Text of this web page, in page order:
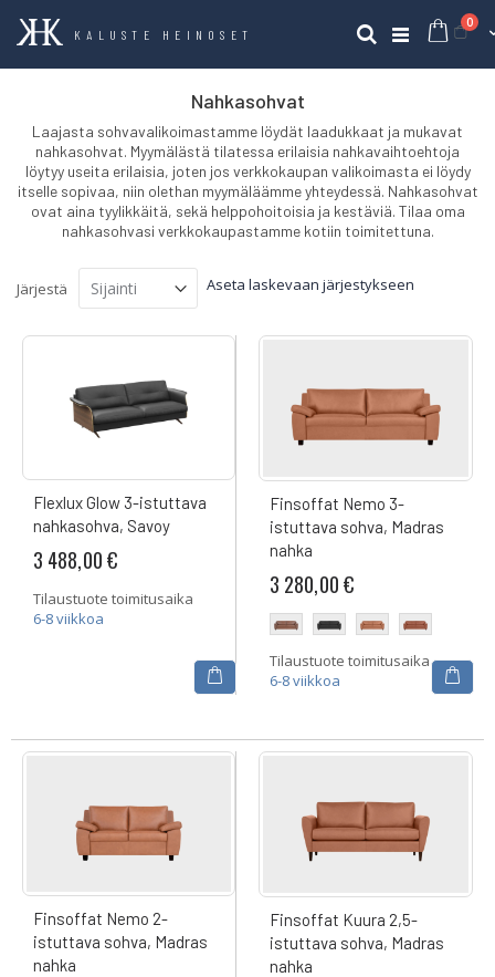
KALUSTE HEINOSET
0
Haku
Nahkasohvat
Laajasta sohvavalikoimastamme löydät laadukkaat ja mukavat
nahkasohvat. Myymälästä tilatessa erilaisia nahkavaihtoehtoja
löytyy useita erilaisia, joten jos verkkokaupan valikoimasta ei löydy
itselle sopivaa, niin olethan myymäläämme yhteydessä. Nahkasohvat
ovat aina tyylikkäitä, sekä helppohoitoisia ja kestäviä. Tilaa oma
nahkasohvasi verkkokaupastamme kotiin toimitettuna.
Järjestä Aseta laskevaan järjestykseen
Flexlux Glow 3-istuttava
nahkasohva, Savoy
3 488,00 €
Tilaustuote toimitusaika
6-8 viikkoa
Finsoffat Nemo 3-
istuttava sohva, Madras
nahka
3 280,00 €
Tilaustuote toimitusaika
6-8 viikkoa
Finsoffat Nemo 2-
istuttava sohva, Madras
nahka
Finsoffat Kuura 2,5-
istuttava sohva, Madras
nahka